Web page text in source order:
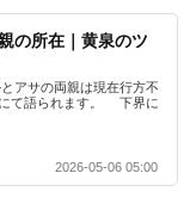
の所在｜黄泉のツ
アサの両親は現在行方不
て語られます。 下界に
2026-05-06 05:00